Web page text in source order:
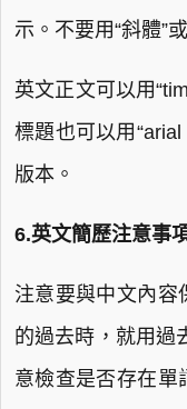
示。不要用“斜體”
英文正文可以用
標題也可以用
版本。
6.英文簡歷注意事
注意要與中文內容
的過去時，就用過
意檢查是否存在單